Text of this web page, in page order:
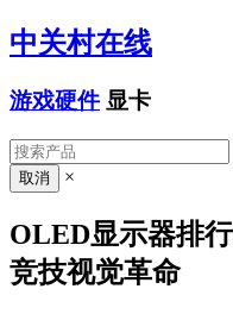
中关村在线
游戏硬件 显卡
×
OLED显示器排
竞技视觉革命